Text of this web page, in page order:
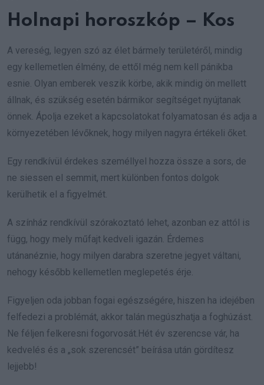
Holnapi horoszkóp – Kos
A vereség, legyen szó az élet bármely területéről, mindig
egy kellemetlen élmény, de ettől még nem kell pánikba
esnie. Olyan emberek veszik körbe, akik mindig ön mellett
állnak, és szükség esetén bármikor segítséget nyújtanak
önnek. Ápolja ezeket a kapcsolatokat folyamatosan és adja a
környezetében lévőknek, hogy milyen nagyra értékeli őket.
Egy rendkívül érdekes személlyel hozza össze a sors, de
ne siessen el semmit, mert különben fontos dolgok
kerülhetik el a figyelmét.
A színház rendkívül szórakoztató lehet, azonban ez attól is
függ, hogy mely műfajt kedveli igazán. Érdemes
utánanéznie, hogy milyen darabra szeretne jegyet váltani,
nehogy később kellemetlen meglepetés érje.
Figyeljen oda jobban fogai egészségére, hiszen ha idejében
felfedezi a problémát, akkor talán megúszhatja a foghúzást.
Ne féljen felkeresni fogorvosát.Hét év szerencse vár, ha
kedvelés és a „sok szerencsét” beírása után gördítesz
lejjebb!